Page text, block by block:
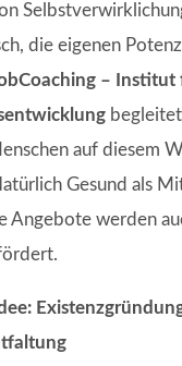
die eigenen
– Institut
begleitet
auf diesem
Gesund als
Angebote werden